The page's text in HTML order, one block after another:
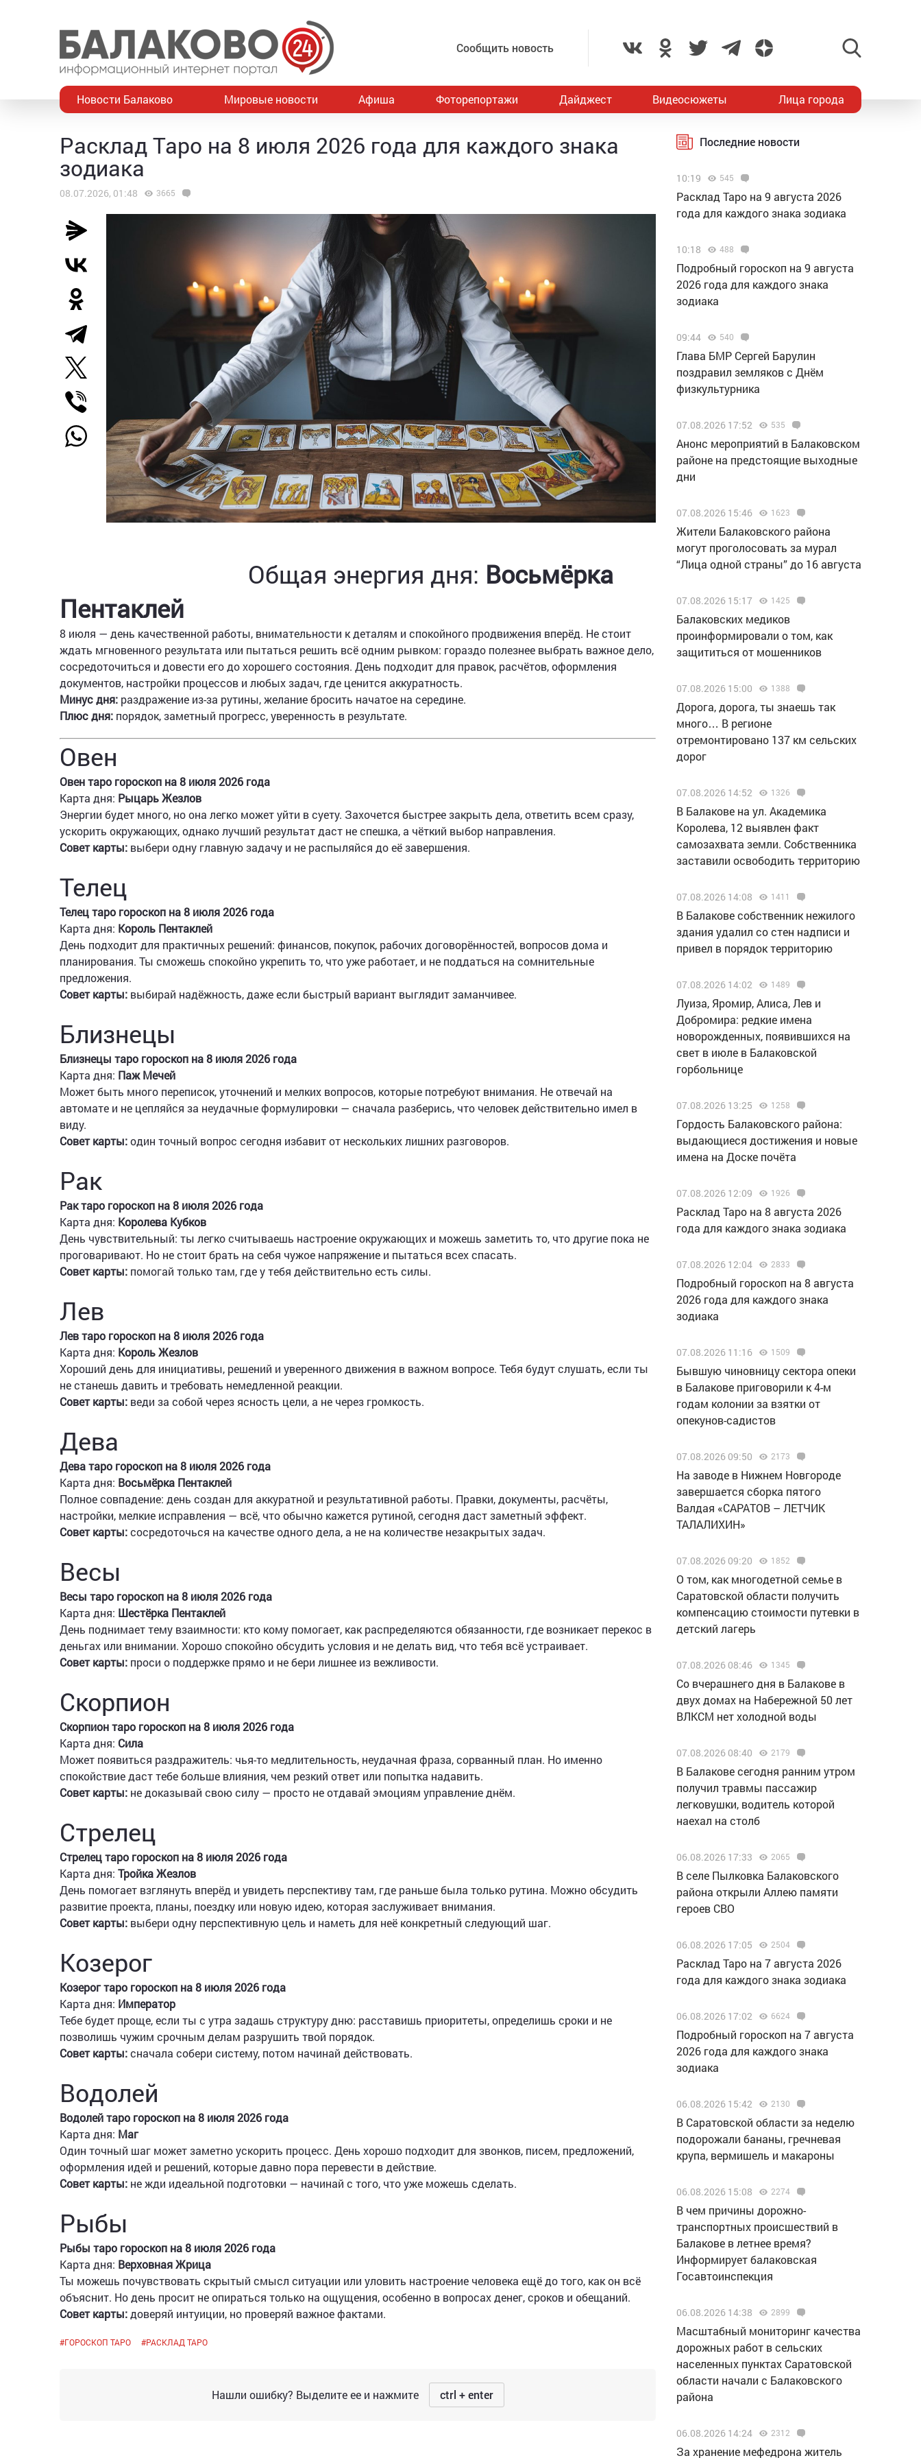
Сообщить новость
Новости Балаково Мировые новости Афиша Фоторепортажи Дайджест Видеосюжеты Лица города
Расклад Таро на 8 июля 2026 года для каждого знака
зодиака
08.07.2026, 01:48 3665
Общая энергия дня: Восьмёрка
Пентаклей
8 июля — день качественной работы, внимательности к деталям и спокойного продвижения вперёд. Не стоит
ждать мгновенного результата или пытаться решить всё одним рывком: гораздо полезнее выбрать важное дело,
сосредоточиться и довести его до хорошего состояния. День подходит для правок, расчётов, оформления
документов, настройки процессов и любых задач, где ценится аккуратность.
Минус дня: раздражение из-за рутины, желание бросить начатое на середине.
Плюс дня: порядок, заметный прогресс, уверенность в результате.
Овен
Овен таро гороскоп на 8 июля 2026 года
Карта дня: Рыцарь Жезлов
Энергии будет много, но она легко может уйти в суету. Захочется быстрее закрыть дела, ответить всем сразу,
ускорить окружающих, однако лучший результат даст не спешка, а чёткий выбор направления.
Совет карты: выбери одну главную задачу и не распыляйся до её завершения.
Телец
Телец таро гороскоп на 8 июля 2026 года
Карта дня: Король Пентаклей
День подходит для практичных решений: финансов, покупок, рабочих договорённостей, вопросов дома и
планирования. Ты сможешь спокойно укрепить то, что уже работает, и не поддаться на сомнительные
предложения.
Совет карты: выбирай надёжность, даже если быстрый вариант выглядит заманчивее.
Близнецы
Близнецы таро гороскоп на 8 июля 2026 года
Карта дня: Паж Мечей
Может быть много переписок, уточнений и мелких вопросов, которые потребуют внимания. Не отвечай на
автомате и не цепляйся за неудачные формулировки — сначала разберись, что человек действительно имел в
виду.
Совет карты:один точный вопрос сегодня избавит от нескольких лишних разговоров.
Рак
Рак таро гороскоп на 8 июля 2026 года
Карта дня: Королева Кубков
День чувствительный: ты легко считываешь настроение окружающих и можешь заметить то, что другие пока не
проговаривают. Но не стоит брать на себя чужое напряжение и пытаться всех спасать.
Совет карты: помогай только там, где у тебя действительно есть силы.
Лев
Лев таро гороскоп на 8 июля 2026 года
Карта дня: Король Жезлов
Хороший день для инициативы, решений и уверенного движения в важном вопросе. Тебя будут слушать, если ты
не станешь давить и требовать немедленной реакции.
Совет карты: веди за собой через ясность цели, а не через громкость.
Дева
Дева таро гороскоп на 8 июля 2026 года
Карта дня: Восьмёрка Пентаклей
Полное совпадение: день создан для аккуратной и результативной работы. Правки, документы, расчёты,
настройки, мелкие исправления — всё, что обычно кажется рутиной, сегодня даст заметный эффект.
Совет карты:сосредоточься на качестве одного дела, а не на количестве незакрытых задач.
Весы
Весы таро гороскоп на 8 июля 2026 года
Карта дня: Шестёрка Пентаклей
День поднимает тему взаимности: кто кому помогает, как распределяются обязанности, где возникает перекос в
деньгах или внимании. Хорошо спокойно обсудить условия и не делать вид, что тебя всё устраивает.
Совет карты: проси о поддержке прямо и не бери лишнее из вежливости.
Скорпион
Скорпион таро гороскоп на 8 июля 2026 года
Карта дня: Сила
Может появиться раздражитель: чья-то медлительность, неудачная фраза, сорванный план. Но именно
спокойствие даст тебе больше влияния, чем резкий ответ или попытка надавить.
Совет карты: не доказывай свою силу — просто не отдавай эмоциям управление днём.
Стрелец
Стрелец таро гороскоп на 8 июля 2026 года
Карта дня: Тройка Жезлов
День помогает взглянуть вперёд и увидеть перспективу там, где раньше была только рутина. Можно обсудить
развитие проекта, планы, поездку или новую идею, которая заслуживает внимания.
Совет карты: выбери одну перспективную цель и наметь для неё конкретный следующий шаг.
Козерог
Козерог таро гороскоп на 8 июля 2026 года
Карта дня: Император
Тебе будет проще, если ты с утра задашь структуру дню: расставишь приоритеты, определишь сроки и не
позволишь чужим срочным делам разрушить твой порядок.
Совет карты:сначала собери систему, потом начинай действовать.
Водолей
Водолей таро гороскоп на 8 июля 2026 года
Карта дня: Маг
Один точный шаг может заметно ускорить процесс. День хорошо подходит для звонков, писем, предложений,
оформления идей и решений, которые давно пора перевести в действие.
Совет карты: не жди идеальной подготовки — начинай с того, что уже можешь сделать.
Рыбы
Рыбы таро гороскоп на 8 июля 2026 года
Карта дня: Верховная Жрица
Ты можешь почувствовать скрытый смысл ситуации или уловить настроение человека ещё до того, как он всё
объяснит. Но день просит не опираться только на ощущения, особенно в вопросах денег, сроков и обещаний.
Совет карты:доверяй интуиции, но проверяй важное фактами.
#ГОРОСКОП ТАРО #РАСКЛАД ТАРО
Нашли ошибку? Выделите ее и нажмите ctrl + enter
Последние новости
10:19 545
Расклад Таро на 9 августа 2026
года для каждого знака зодиака
10:18 488
Подробный гороскоп на 9 августа
2026 года для каждого знака
зодиака
09:44 540
Глава БМР Сергей Барулин
поздравил земляков с Днём
физкультурника
07.08.2026 17:52 535
Анонс мероприятий в Балаковском
районе на предстоящие выходные
дни
07.08.2026 15:46 1623
Жители Балаковского района
могут проголосовать за мурал
“Лица одной страны” до 16 августа
07.08.2026 15:17 1425
Балаковских медиков
проинформировали о том, как
защититься от мошенников
07.08.2026 15:00 1388
Дорога, дорога, ты знаешь так
много… В регионе
отремонтировано 137 км сельских
дорог
07.08.2026 14:52 1326
В Балакове на ул. Академика
Королева, 12 выявлен факт
самозахвата земли. Собственника
заставили освободить территорию
07.08.2026 14:08 1411
В Балакове собственник нежилого
здания удалил со стен надписи и
привел в порядок территорию
07.08.2026 14:02 1489
Луиза, Яромир, Алиса, Лев и
Добромира: редкие имена
новорожденных, появившихся на
свет в июле в Балаковской
горбольнице
07.08.2026 13:25 1258
Гордость Балаковского района:
выдающиеся достижения и новые
имена на Доске почёта
07.08.2026 12:09 1926
Расклад Таро на 8 августа 2026
года для каждого знака зодиака
07.08.2026 12:04 2833
Подробный гороскоп на 8 августа
2026 года для каждого знака
зодиака
07.08.2026 11:16 1509
Бывшую чиновницу сектора опеки
в Балакове приговорили к 4-м
годам колонии за взятки от
опекунов-садистов
07.08.2026 09:50 2173
Н️а заводе в Нижнем Новгороде
завершается сборка пятого
Валдая «САРАТОВ – ЛЕТЧИК
ТАЛАЛИХИН»
07.08.2026 09:20 1852
О том, как многодетной семье в
Саратовской области получить
компенсацию стоимости путевки в
детский лагерь
07.08.2026 08:46 1345
Со вчерашнего дня в Балакове в
двух домах на Набережной 50 лет
ВЛКСМ нет холодной воды
07.08.2026 08:40 2179
В Балакове сегодня ранним утром
получил травмы пассажир
легковушки, водитель которой
наехал на столб
06.08.2026 17:33 2065
В селе Пылковка Балаковского
района открыли Аллею памяти
героев СВО
06.08.2026 17:05 2504
Расклад Таро на 7 августа 2026
года для каждого знака зодиака
06.08.2026 17:02 6624
Подробный гороскоп на 7 августа
2026 года для каждого знака
зодиака
06.08.2026 15:42 2130
В Саратовской области за неделю
подорожали бананы, гречневая
крупа, вермишель и макароны
06.08.2026 15:08 2274
В чем причины дорожно-
транспортных происшествий в
Балакове в летнее время?
Информирует балаковская
Госавтоинспекция
06.08.2026 14:38 2899
Масштабный мониторинг качества
дорожных работ в сельских
населенных пунктах Саратовской
области начали с Балаковского
района
06.08.2026 14:24 2312
За хранение мефедрона житель